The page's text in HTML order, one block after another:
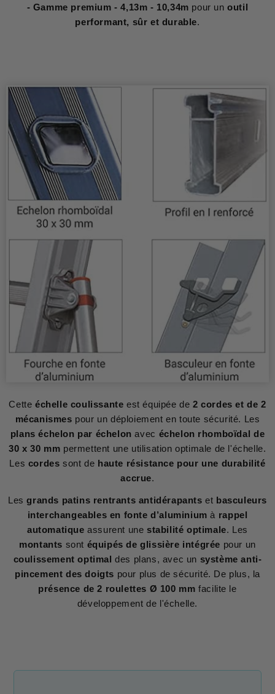
- Gamme premium - 4,13m - 10,34m pour unoutil
performant, sûr et durable.
Cette échelle coulissante est équipée de 2 cordes et de 2
mécanismes pour un déploiement en toute sécurité. Les
plans échelon par échelon avec échelon rhomboïdal de
30 x 30 mm permettent une utilisation optimale de l'échelle.
Les cordes sont de haute résistance pour une durabilité
accrue.
Lesgrands patins rentrants antidérapants et basculeurs
interchangeables en fonte d’aluminium à rappel
automatique assurent une stabilité optimale. Les
montants sont équipés de glissière intégrée pour un
coulissement optimal des plans, avec un système anti-
pincement des doigts pour plus de sécurité. De plus, la
présence de 2 roulettes Ø 100 mm facilite le
développement de l'échelle.